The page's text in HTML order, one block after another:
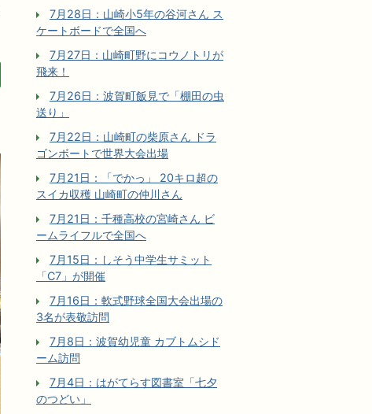
7月28日：山崎小5年の谷河さん ス
ケートボードで全国へ
7月27日：山崎町野にコウノトリが
飛来！
7月26日：波賀町飯見で「棚田の虫
送り」
7月22日：山崎町の柴原さん ドラ
ゴンボートで世界大会出場
7月21日：「でかっ」 20キロ超の
スイカ収穫 山崎町の仲川さん
7月21日：千種高校の宮崎さん ビ
ームライフルで全国へ
7月15日：しそう中学生サミット
「C7」が開催
7月16日：軟式野球全国大会出場の
3名が表敬訪問
7月8日：波賀幼児童 カブトムシド
ーム訪問
7月4日：はがてらす図書室「七夕
のつどい」